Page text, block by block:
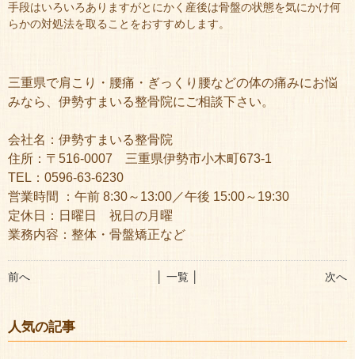
手段はいろいろありますがとにかく産後は骨盤の状態を気にかけ何
らかの対処法を取ることをおすすめします。
三重県で肩こり・腰痛・ぎっくり腰などの体の痛みにお悩
みなら、伊勢すまいる整骨院にご相談下さい。
会社名：伊勢すまいる整骨院
住所：〒516-0007 三重県伊勢市小木町673-1
TEL：0596-63-6230
営業時間 ：午前 8:30～13:00／午後 15:00～19:30
定休日：日曜日 祝日の月曜
業務内容：整体・骨盤矯正など
前へ 次へ
│ 一覧 │
人気の記事